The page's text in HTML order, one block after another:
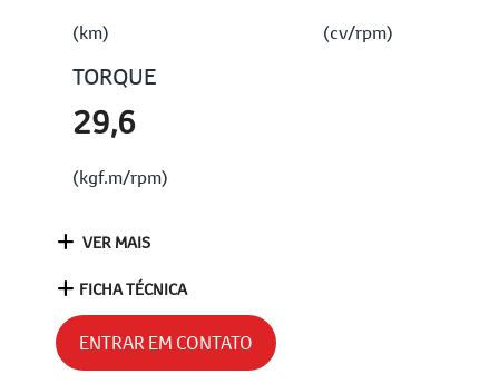
(km) (cv/rpm)
TORQUE
29,6
(kgf.m/rpm)
VER MAIS
FICHA TÉCNICA
ENTRAR EM CONTATO